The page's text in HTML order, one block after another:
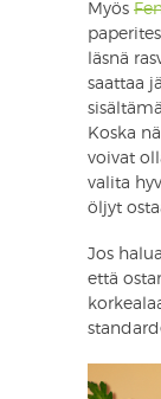
Myös
läsnä
saattaa
Koska
voivat
valita
öljyt
Jos
että